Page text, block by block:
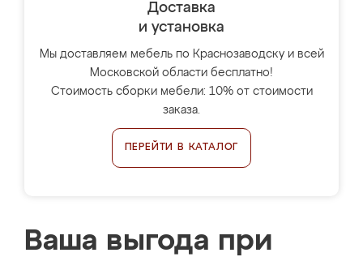
Доставка
и установка
Мы доставляем мебель по Краснозаводску и всей
Московской области бесплатно!
Стоимость сборки мебели: 10% от стоимости
заказа.
ПЕРЕЙТИ В КАТАЛОГ
Ваша выгода при